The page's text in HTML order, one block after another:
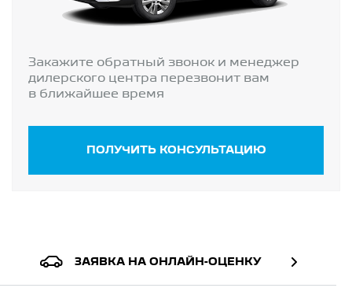
Закажите обратный звонок и менеджер
дилерского центра перезвонит вам
в ближайшее время
ПОЛУЧИТЬ КОНСУЛЬТАЦИЮ
ЗАЯВКА НА ОНЛАЙН-ОЦЕНКУ